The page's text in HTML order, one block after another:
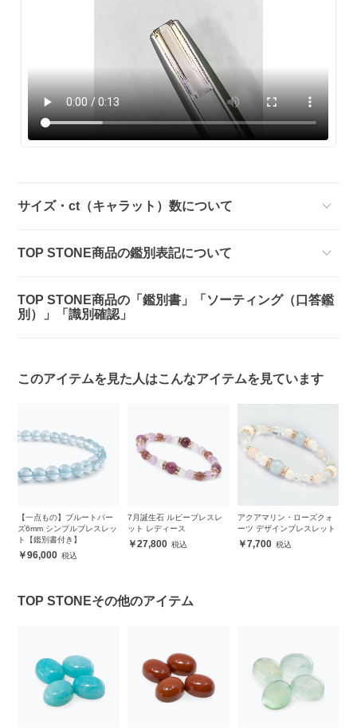
サイズ・ct（キャラット）数について
TOP STONE商品の鑑別表記について
TOP STONE商品の「鑑別書」「ソーティング（口答鑑
別）」「識別確認」
このアイテムを見た人はこんなアイテムを見ています
【一点もの】ブルートパー
ズ6mm シンプルブレスレッ
ト【鑑別書付き】
96,000
7月誕生石 ルビーブレスレ
ット レディース
27,800
アクアマリン・ローズクォ
ーツ デザインブレスレット
7,700
TOP STONEその他のアイテム